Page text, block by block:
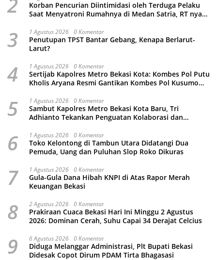
Korban Pencurian Diintimidasi oleh Terduga Pelaku
Saat Menyatroni Rumahnya di Medan Satria, RT nya
3 1 Agustus 2026 0 Komentar
Penutupan TPST Bantar Gebang, Kenapa Berlarut-
Larut?
4 1 Agustus 2026 0 Komentar
Sertijab Kapolres Metro Bekasi Kota: Kombes Pol Putu
Kholis Aryana Resmi Gantikan Kombes Pol Kusumo
5 1 Agustus 2026 0 Komentar
Sambut Kapolres Metro Bekasi Kota Baru, Tri
Adhianto Tekankan Penguatan Kolaborasi dan
6 1 Agustus 2026 0 Komentar
Toko Kelontong di Tambun Utara Didatangi Dua
Pemuda, Uang dan Puluhan Slop Roko Dikuras
7 1 Agustus 2026 0 Komentar
Gula-Gula Dana Hibah KNPI di Atas Rapor Merah
Keuangan Bekasi
8 2 Agustus 2026 0 Komentar
Prakiraan Cuaca Bekasi Hari Ini Minggu 2 Agustus
2026: Dominan Cerah, Suhu Capai 34 Derajat Celcius
9 6 Agustus 2026 0 Komentar
Diduga Melanggar Administrasi, Plt Bupati Bekasi
Didesak Copot Dirum PDAM Tirta Bhagasasi